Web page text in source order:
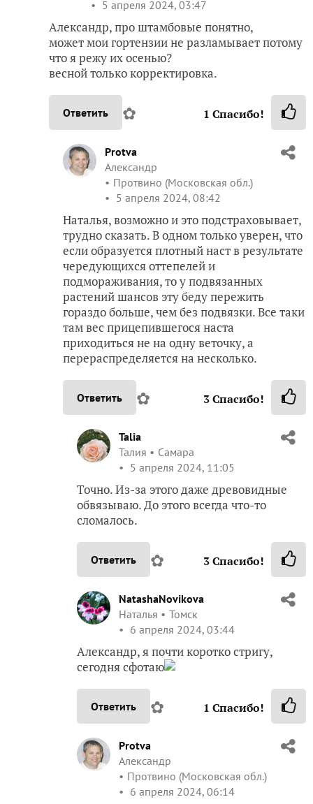
5 апреля 2024, 03:47
Александр, про штамбовые понятно,
может мои гортензии не разламывает потому
что я режу их осенью?
весной только корректировка.
Ответить ✿ 1 Спасибо!
Protva
Александр
Протвино (Московская обл.)
5 апреля 2024, 08:42
Наталья, возможно и это подстраховывает,
трудно сказать. В одном только уверен, что
если образуется плотный наст в результате
чередующихся оттепелей и
подмораживания, то у подвязанных
растений шансов эту беду пережить
гораздо больше, чем без подвязки. Все таки
там вес прицепившегося наста
приходиться не на одну веточку, а
перераспределяется на несколько.
Ответить ✿ 3Спасибо!
Talia
Талия
Самара
5 апреля 2024, 11:05
Точно. Из-за этого даже древовидные
обвязываю. До этого всегда что-то
сломалось.
Ответить ✿ 3Спасибо!
NatashaNovikova
Наталья
Томск
6 апреля 2024, 03:44
Александр, я почти коротко стригу,
сегодня сфотаю
Ответить ✿ 1 Спасибо!
Protva
Александр
Протвино (Московская обл.)
6 апреля 2024, 06:14